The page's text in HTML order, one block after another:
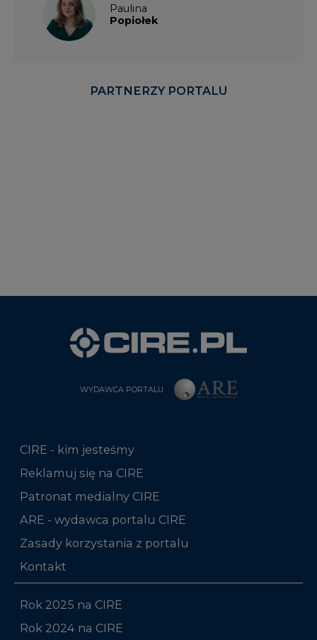
Paulina
Popiołek
PARTNERZY PORTALU
WYDAWCA PORTALU
CIRE - kim jesteśmy
Reklamuj się na CIRE
Patronat medialny CIRE
ARE - wydawca portalu CIRE
Zasady korzystania z portalu
Kontakt
Rok 2025 na CIRE
Rok 2024 na CIRE